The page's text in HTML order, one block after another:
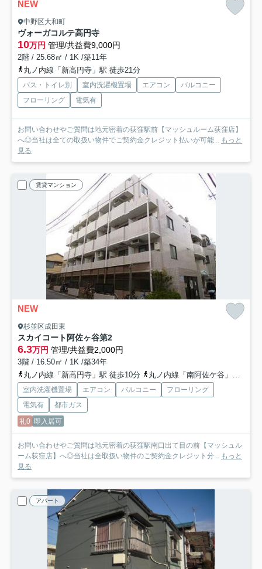
NEW
中野区大和町
ヴォーガコルテ高円寺
10万円 管理/共益費9,000円
2階 / 25.68㎡ / 1K /築11年
丸ノ内線「新高円寺」駅 徒歩21分
バス・トイレ別 室内洗濯機置場 エアコン
バルコニー
フローリング
電気有
お問い合わせやご質問は地元密着の荻窪駅前【マッシュルーム荻窪店】
へ◎当社は全ての取扱い物件でご契約金クレジット払いが可能... もっと
見る
賃貸マンション
NEW
杉並区成田東
スカイコート阿佐ヶ谷第2
6.3万円 管理/共益費2,000円
3階 / 16.50㎡ / 1K /築34年
丸ノ内線「新高円寺」駅 徒歩10分
丸ノ内線「南阿佐ケ谷」駅 徒歩13分
室内洗濯機置場 エアコン バルコニー
フローリング
電気有
都市ガス
礼0 即入居可
お問い合わせやご質問は地元密着の荻窪駅南口出て目の前【マッシュル
ーム荻窪店】へ◎当社は全取扱い物件のご契約金クレジット分... もっと
見る
アパート